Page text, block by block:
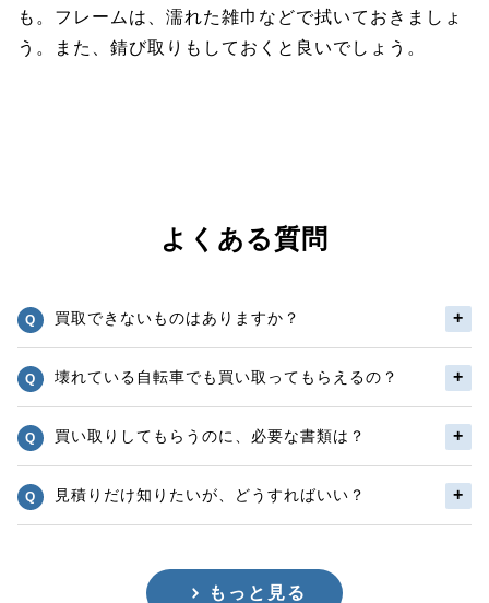
も。フレームは、濡れた雑巾などで拭いておきましょ
う。また、錆び取りもしておくと良いでしょう。
よくある質問
買取できないものはありますか？
壊れている自転車でも買い取ってもらえるの？
買い取りしてもらうのに、必要な書類は？
見積りだけ知りたいが、どうすればいい？
もっと見る